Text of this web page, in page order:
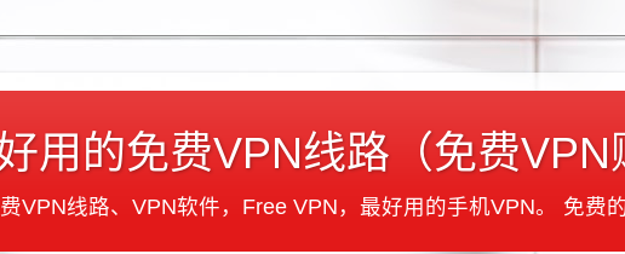
用的免费VPN线路（免费VPN
VPN线路、VPN软件，Free VPN，最好用的手机VPN。 免费